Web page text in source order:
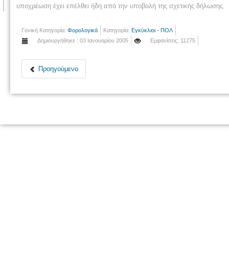
υποχρέωση έχει επέλθει ήδη από την υποβολή της σχετικής δήλωσης.
Γονική Κατηγορία: Φορολογικά Κατηγορία: Εγκύκλιοι - ΠΟΛ
Δημιουργήθηκε : 03 Ιανουαρίου 2005
Εμφανίσεις: 11275
Προηγούμενο